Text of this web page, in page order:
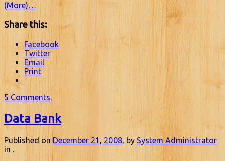
(More)…
Share this:
Facebook
Twitter
Email
Print
5 Comments.
Data Bank
Published onDecember 21, 2008, by System Administrator
in .